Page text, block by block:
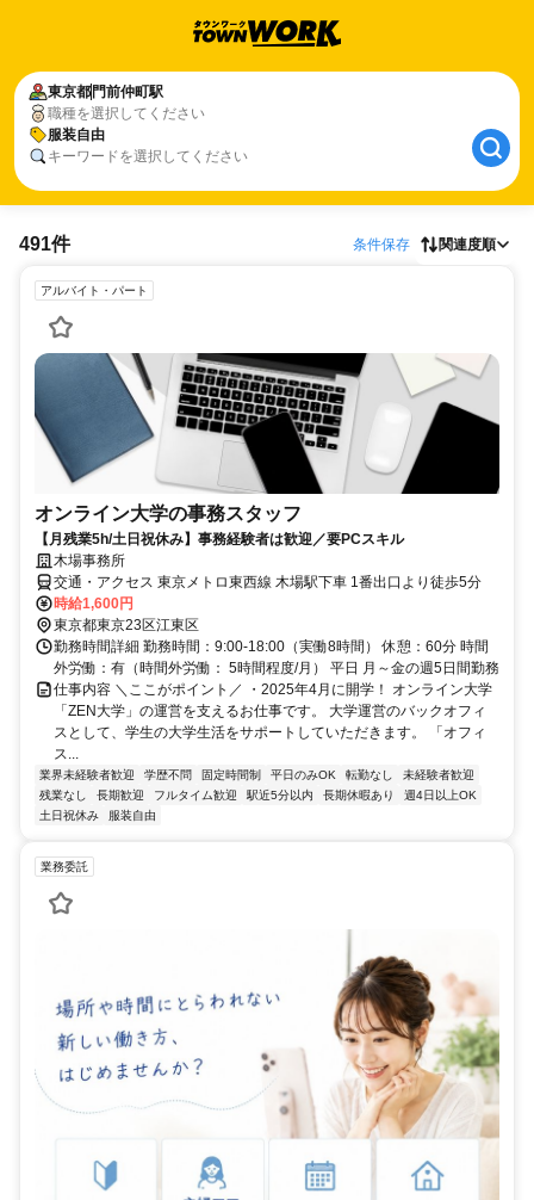
東京都 門前仲町駅
職種を選択してください
服装自由
キーワードを選択してください
491件 条件保存 関連度順
アルバイト・パート
オンライン大学の事務スタッフ
【月残業5h/土日祝休み】事務経験者は歓迎／要PCスキル
木場事務所
交通・アクセス 東京メトロ東西線 木場駅下車 1番出口より徒歩5分
時給1,600円
東京都東京23区江東区
勤務時間詳細 勤務時間：9:00-18:00（実働8時間） 休憩：60分 時間
外労働：有（時間外労働： 5時間程度/月） 平日 月～金の週5日間勤務
仕事内容 ＼ここがポイント／ ・2025年4月に開学！ オンライン大学
「ZEN大学」の運営を支えるお仕事です。 大学運営のバックオフィ
スとして、学生の大学生活をサポートしていただきます。 「オフィ
ス...
業界未経験者歓迎 学歴不問 固定時間制 平日のみOK 転勤なし
未経験者歓迎
残業なし
長期歓迎 フルタイム歓迎 駅近5分以内 長期休暇あり
週4日以上OK
土日祝休み
服装自由
業務委託